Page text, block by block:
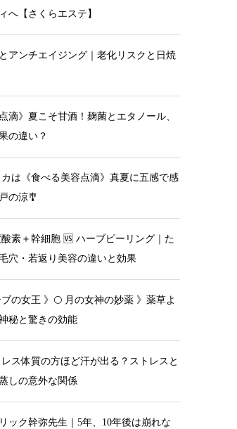
へ【さくらエステ】
アンチエイジング｜老化リスクと日焼
点滴》夏こそ甘酒！麹菌とエタノール、
の違い？
は《食べる美容点滴》真夏に五感で感
の涼🎐
素＋幹細胞 🆚 ハーブピーリング｜た
穴・若返り美容の違いと効果
の女王 》🌕 月の女神の妙薬 》薬草よ
秘と驚きの効能
ス体質の方ほど汗が出る？ストレスと
しの意外な関係
ック幹弥先生｜5年、10年後は崩れな